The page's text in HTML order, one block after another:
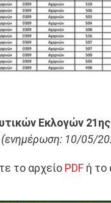
Εκλογών
(ενημέρωση: 10/05/
το αρχείο PDF ή το